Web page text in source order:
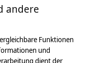
es nicht
andere
Funktionen
und
dient der